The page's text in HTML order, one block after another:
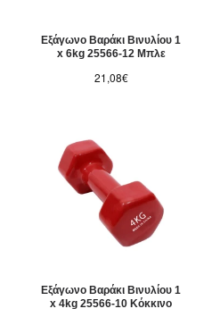
Εξάγωνο Βαράκι Βινυλίου 1
x 6kg 25566-12 Μπλε
21,08€
Εξάγωνο Βαράκι Βινυλίου 1
x 4kg 25566-10 Κόκκινο